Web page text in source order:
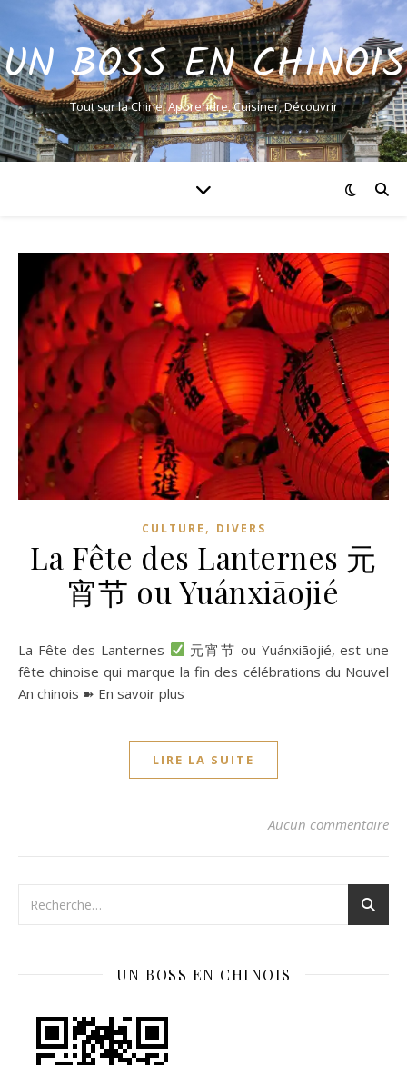
UN BOSS EN CHINOIS
Tout sur la Chine, Apprendre, Cuisiner, Découvrir
CULTURE , DIVERS
La Fête des Lanternes 元
宵节 ou Yuánxiāojié
La Fête des Lanternes
元宵节 ou Yuánxiāojié, est une
fête chinoise qui marque la fin des célébrations du Nouvel
An chinois ➽ En savoir plus
LIRE LA SUITE
Aucun commentaire
UN BOSS EN CHINOIS